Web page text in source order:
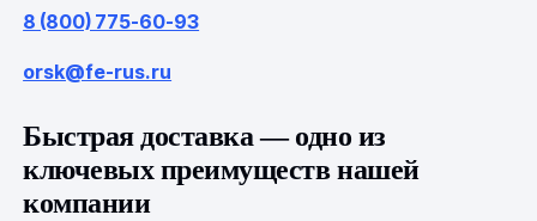
8 (800) 775-60-93
orsk@fe-rus.ru
Быстрая доставка — одно из
ключевых преимуществ нашей
компании